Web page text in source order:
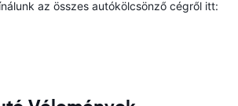
az összes autókölcsönző cégről itt: